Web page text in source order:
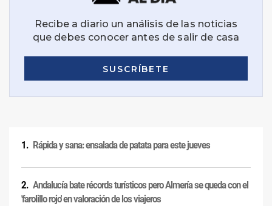
Rápida y sana: ensalada de patata para este jueves
Andalucía bate récords turísticos pero Almería se queda con el
'farolillo rojo' en valoración de los viajeros